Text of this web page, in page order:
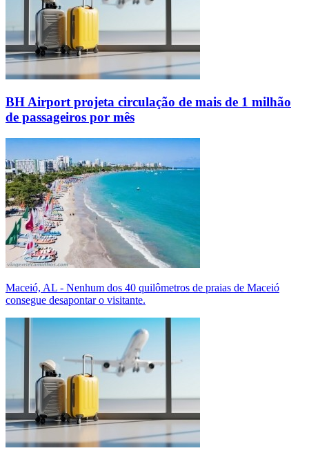
BH Airport projeta circulação de mais de 1 milhão
de passageiros por mês
Maceió, AL - Nenhum dos 40 quilômetros de praias de Maceió
consegue desapontar o visitante.